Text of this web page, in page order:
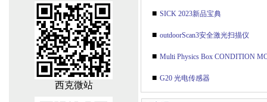
西克微站
■ SICK 2023新品宝典
■ outdoorScan3安全激光扫描仪
■ Multi Physics Box CONDITION MONITORING（状态监测）传感
■ G20 光电传感器